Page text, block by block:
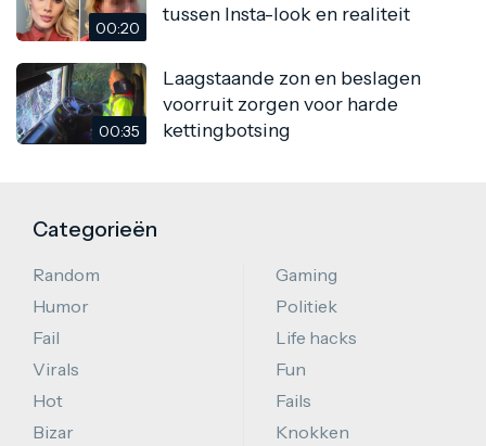
00:20
tussen Insta-look en realiteit
00:35
Laagstaande zon en beslagen
voorruit zorgen voor harde
kettingbotsing
Categorieën
Random
Humor
Fail
Virals
Hot
Bizar
Gaming
Politiek
Life hacks
Fun
Fails
Knokken